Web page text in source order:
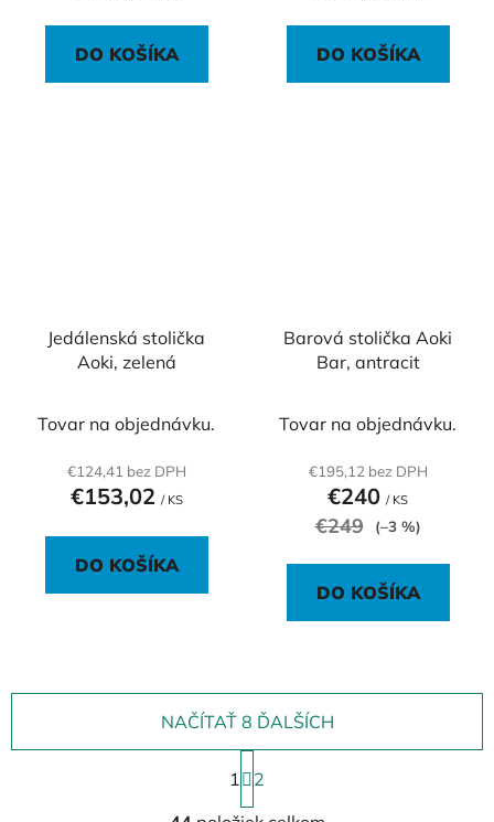
DO KOŠÍKA DO KOŠÍKA
Jedálenská stolička
Aoki, zelená
Tovar na objednávku.
€124,41 bez DPH
€153,02 / KS
DO KOŠÍKA
Barová stolička Aoki
Bar, antracit
Tovar na objednávku.
€195,12 bez DPH
€240 / KS
€249 (–3 %)
DO KOŠÍKA
O
NAČÍTAŤ 8 ĎALŠÍCH
S
t
r
1
2